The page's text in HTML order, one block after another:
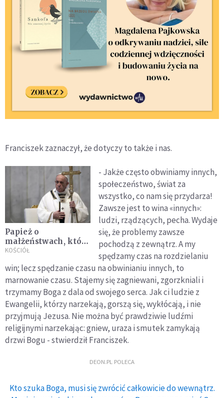
Franciszek zaznaczył, że dotyczy to także i nas.
Papież o
małżeństwach, które
decydują się na
pośrednikami
miłości Boga
KOŚCIÓŁ
- Jakże często obwiniamy innych,
społeczeństwo, świat za
wszystko, co nam się przydarza!
Zawsze jest to wina «innych»:
ludzi, rządzących, pecha. Wydaje
się, że problemy zawsze
pochodzą z zewnątrz. A my
spędzamy czas na rozdzielaniu
win; lecz spędzanie czasu na obwinianiu innych, to
marnowanie czasu. Stajemy się zagniewani, zgorzkniali i
trzymamy Boga z dala od swojego serca. Jak ci ludzie z
Ewangelii, którzy narzekają, gorszą się, wykłócają, i nie
przyjmują Jezusa. Nie można być prawdziwie ludźmi
religijnymi narzekając: gniew, uraza i smutek zamykają
drzwi Bogu - stwierdził Franciszek.
DEON.PL POLECA
Kto szuka Boga, musi się zwrócić całkowicie do wewnątrz.